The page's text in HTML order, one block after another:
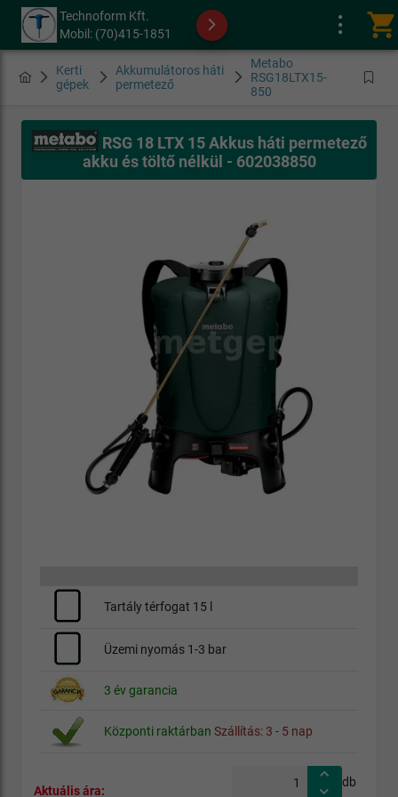
Technoform Kft.
Mobil: (70)415-1851
shopping_cart
Kerti
gépek
Akkumulátoros háti
permetező
Metabo
RSG18LTX15-
850
RSG 18 LTX 15 Akkus háti permetező
akku és töltő nélkül - 602038850
Tartály térfogat 15 l
Üzemi nyomás 1-3 bar
3 év garancia
Központi raktárban Szállítás: 3 - 5 nap
Aktuális ára:
db